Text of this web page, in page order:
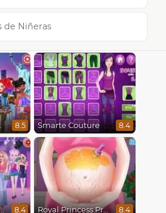
de Niñeras
8.5 Smarte Couture 8.4
Runway Show 8.4 Royal Princess Pregnant 8.4